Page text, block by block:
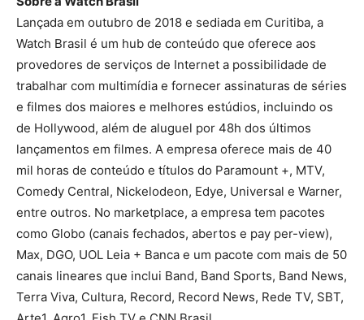
Lançada em outubro de 2018 e sediada em Curitiba, a
Watch Brasil é um hub de conteúdo que oferece aos
provedores de serviços de Internet a possibilidade de
trabalhar com multimídia e fornecer assinaturas de séries
e filmes dos maiores e melhores estúdios, incluindo os
de Hollywood, além de aluguel por 48h dos últimos
lançamentos em filmes. A empresa oferece mais de 40
mil horas de conteúdo e títulos do Paramount +, MTV,
Comedy Central, Nickelodeon, Edye, Universal e Warner,
entre outros. No marketplace, a empresa tem pacotes
como Globo (canais fechados, abertos e pay per-view),
Max, DGO, UOL Leia + Banca e um pacote com mais de 50
canais lineares que inclui Band, Band Sports, Band News,
Terra Viva, Cultura, Record, Record News, Rede TV, SBT,